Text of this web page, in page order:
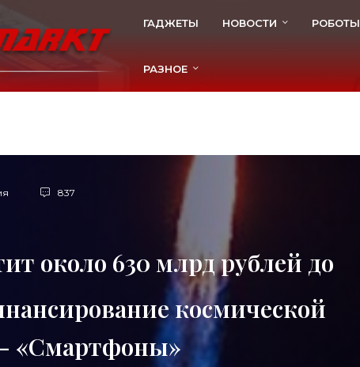
ГАДЖЕТЫ НОВОСТИ РОБОТЫ
РАЗНОЕ
837
около 630 млрд рублей до
космической
«Смартфоны»